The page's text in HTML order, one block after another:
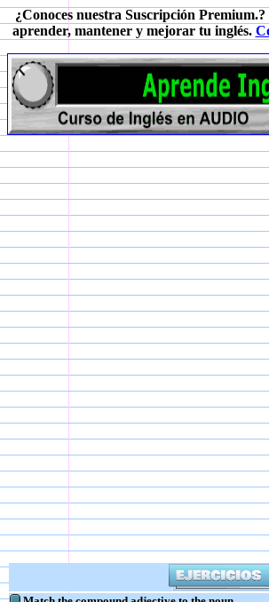
¿Conoces nuestra Suscripción
aprender, mantener y mejorar tu inglés.